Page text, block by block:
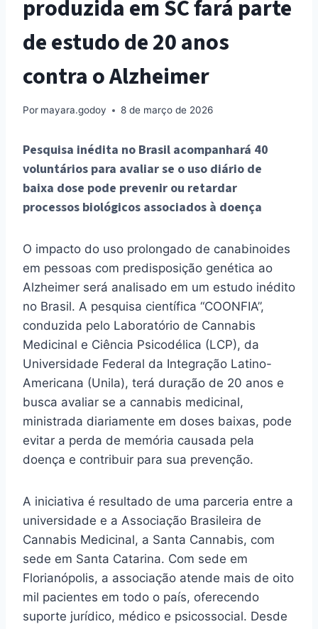
produzida em SC fará parte
de estudo de 20 anos
contra o Alzheimer
Por mayara.godoy 8 de março de 2026
Pesquisa inédita no Brasil acompanhará 40
voluntários para avaliar se o uso diário de
baixa dose pode prevenir ou retardar
processos biológicos associados à doença
O impacto do uso prolongado de canabinoides
em pessoas com predisposição genética ao
Alzheimer será analisado em um estudo inédito
no Brasil. A pesquisa científica “COONFIA”,
conduzida pelo Laboratório de Cannabis
Medicinal e Ciência Psicodélica (LCP), da
Universidade Federal da Integração Latino-
Americana (Unila), terá duração de 20 anos e
busca avaliar se a cannabis medicinal,
ministrada diariamente em doses baixas, pode
evitar a perda de memória causada pela
doença e contribuir para sua prevenção.
A iniciativa é resultado de uma parceria entre a
universidade e a Associação Brasileira de
Cannabis Medicinal, a Santa Cannabis, com
sede em Santa Catarina. Com sede em
Florianópolis, a associação atende mais de oito
mil pacientes em todo o país, oferecendo
suporte jurídico, médico e psicossocial. Desde